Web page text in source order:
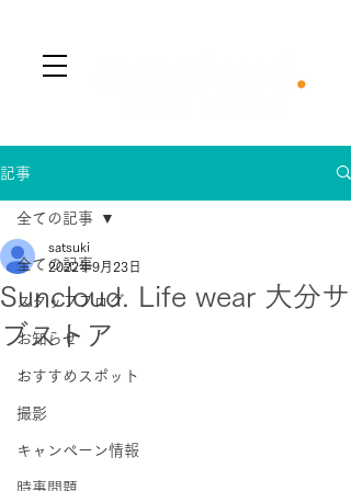
記事
全ての記事
スタッフブログ
お知らせ
おすすめスポット
撮影
キャンペーン情報
時事問題
全ての記事
Suncloud. Life wear 大分サ
ブストア
satsuki
2022年9月23日